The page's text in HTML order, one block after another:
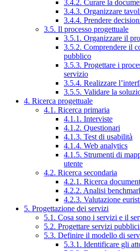
3.4.2. Curare la
3.4.3. Organizzare
3.4.4. Prendere
3.5. Il processo progettuale
3.5.1. Organizzare il
3.5.2. Comprendere il
pubblico
3.5.3. Progettare i
servizio
3.5.4. Realizzare
3.5.5. Validare la
4. Ricerca progettuale
4.1. Ricerca primaria
4.1.1. Interviste
4.1.2. Questionari
4.1.3. Test di usabilità
4.1.4. Web analytics
4.1.5. Strumenti di
utente
4.2. Ricerca secondaria
4.2.1. Ricerca
4.2.2. Analisi
4.2.3. Valutazione
5. Progettazione dei servizi
5.1. Cosa sono i servizi e il
5.2. Progettare servizi
5.3. Definire il modello di
5.3.1. Identificare gli